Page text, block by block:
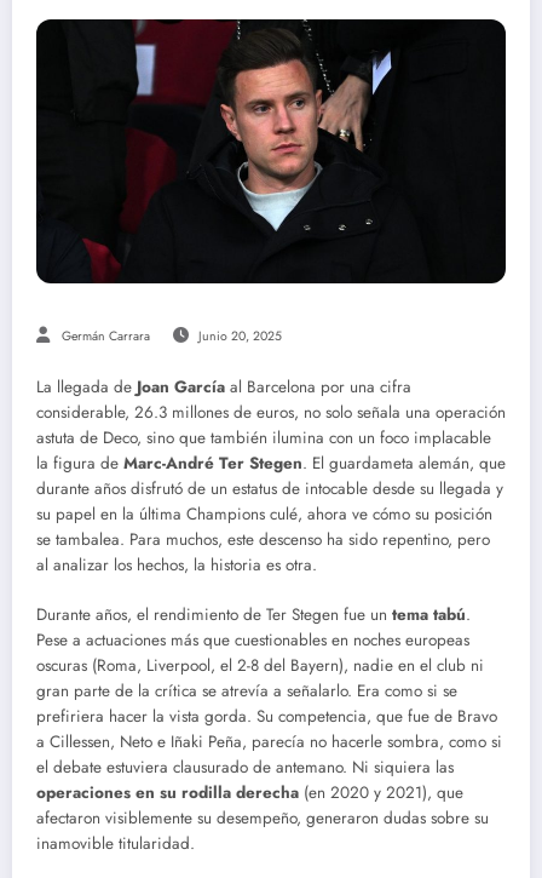
Germán Carrara Junio 20, 2025
La llegada de Joan García al Barcelona por una cifra
considerable, 26.3 millones de euros, no solo señala una operación
astuta de Deco, sino que también ilumina con un foco implacable
la figura de Marc-André Ter Stegen. El guardameta alemán, que
durante años disfrutó de un estatus de intocable desde su llegada y
su papel en la última Champions culé, ahora ve cómo su posición
se tambalea. Para muchos, este descenso ha sido repentino, pero
al analizar los hechos, la historia es otra.
Durante años, el rendimiento de Ter Stegen fue un tema tabú.
Pese a actuaciones más que cuestionables en noches europeas
oscuras (Roma, Liverpool, el 2-8 del Bayern), nadie en el club ni
gran parte de la crítica se atrevía a señalarlo. Era como si se
prefiriera hacer la vista gorda. Su competencia, que fue de Bravo
a Cillessen, Neto e Iñaki Peña, parecía no hacerle sombra, como si
el debate estuviera clausurado de antemano. Ni siquiera las
operaciones en su rodilla derecha (en 2020 y 2021), que
afectaron visiblemente su desempeño, generaron dudas sobre su
inamovible titularidad.